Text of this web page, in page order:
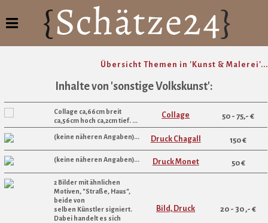
Übersicht Themen in 'Kunst & Malerei'...
Inhalte von 'sonstige Volkskunst':
Collage ca,66cm breit
ca,56cm hoch ca,2cm tief. ...
Collage 50 - 75,- €
(keine näheren Angaben)... Druck Chagall 150 €
(keine näheren Angaben)... Druck Monet 50 €
2 Bilder mit ähnlichen
Motiven, "Straße, Haus",
beide von
selben Künstler signiert.
Dabei handelt es sich
Bild, Druck 20 - 30 ,- €